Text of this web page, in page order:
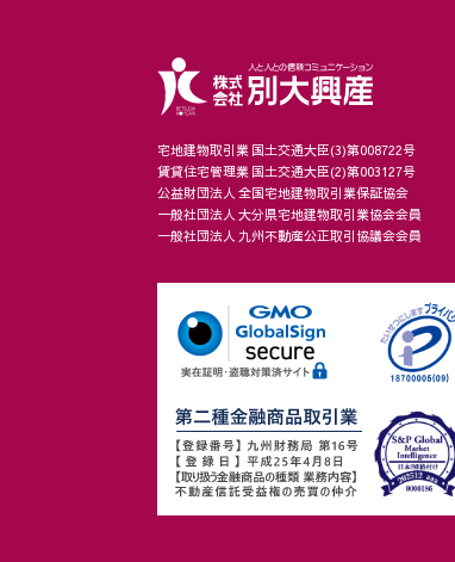
宅地建物取引業 国土交通大臣(3)第008722号
賃貸住宅管理業 国土交通大臣(2)第003127号
公益財団法人 全国宅地建物取引業保証協会
一般社団法人 大分県宅地建物取引業協会会員
一般社団法人 九州不動産公正取引協議会会員